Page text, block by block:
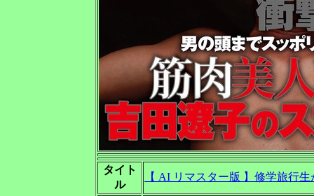
タイト
ル
【 AI リマスター版 】修学旅行